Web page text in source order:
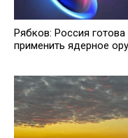
Рябков: Россия готова
применить ядерное